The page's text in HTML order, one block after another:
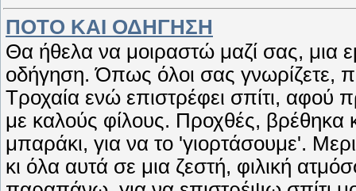
ΠΟΤΟ ΚΑΙ ΟΔΗΓΗΣΗ
Θα ήθελα να μοιραστώ μαζί σας, μια
οδήγηση. Όπως όλοι σας γνωρίζετε,
Τροχαία ενώ επιστρέφει σπίτι, αφού
με καλούς φίλους. Προχθές, βρέθηκα
μπαράκι, για να το 'γιορτάσουμε'.
κι όλα αυτά σε μια ζεστή, φιλική